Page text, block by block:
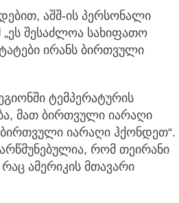
აშშ-ის პერსონალი
შესაძლოა სახიფათო
ირანს ბირთვული
ტემპერატურის
მათ ბირთვული იარაღი
იარაღი ჰქონდეთ“.
რომ თეირანი
ამერიკის მთავარი